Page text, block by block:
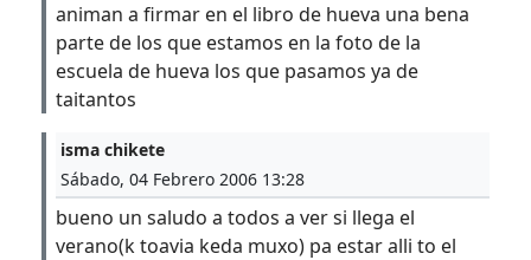
animan a firmar en el libro de hueva una bena
parte de los que estamos en la foto de la
escuela de hueva los que pasamos ya de
taitantos
isma chikete
Sábado, 04 Febrero 2006 13:28
bueno un saludo a todos a ver si llega el
verano(k toavia keda muxo) pa estar alli to el